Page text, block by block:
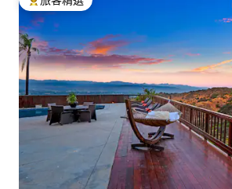
旅客精選榜首